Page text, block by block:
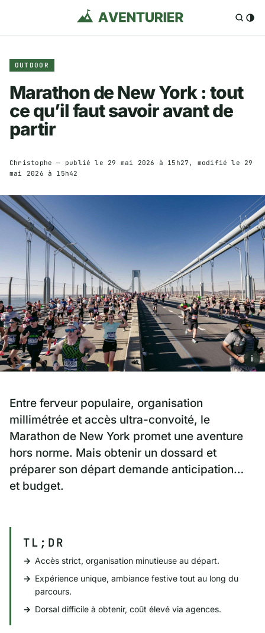
OUTDOOR
Marathon de New York : tout
ce qu’il faut savoir avant de
partir
Christophe — publié le 29 mai 2026 à 15h27 , modifié le 29
mai 2026 à 15h42
i
Entre ferveur populaire, organisation
millimétrée et accès ultra-convoité, le
Marathon de New York promet une aventure
hors norme. Mais obtenir un dossard et
préparer son départ demande anticipation…
et budget.
TL;DR
Accès strict, organisation minutieuse au départ.
Expérience unique, ambiance festive tout au long du
parcours.
Dorsal difficile à obtenir, coût élevé via agences.